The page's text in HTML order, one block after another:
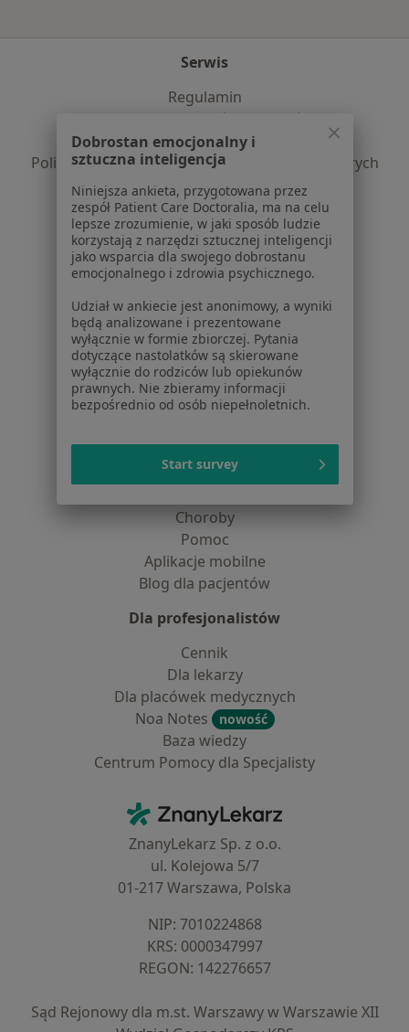
Serwis
Regulamin
Polityka prywatności pacjentów
Polityka prywatności profesjonalistów
Polityka prywatności dla profesjonalistów, których
dane pozyskaliśmy samodzielnie
Polityka cookies
Jak działają wyniki wyszukiwania
Dostępność
O nas
Partnerzy
Centrum prasowe
Kontakt
Dla pacjentów
Pytania i odpowiedzi
Choroby
Pomoc
Aplikacje mobilne
Blog dla pacjentów
Dla profesjonalistów
Cennik
Dla lekarzy
Dla placówek medycznych
Noa Notes
nowość
Baza wiedzy
Centrum Pomocy dla Specjalisty
ZnanyLekarz - Strona główna
ZnanyLekarz Sp. z o.o.
ul. Kolejowa 5/7
01-217 Warszawa, Polska
NIP: ⁠7010224868
KRS: ⁠0000347997
REGON: ⁠142276657
Sąd Rejonowy dla m.st. Warszawy w Warszawie XII
Dobrostan emocjonalny i
sztuczna inteligencja
Niniejsza ankieta, przygotowana przez
zespół Patient Care Doctoralia, ma na celu
lepsze zrozumienie, w jaki sposób ludzie
korzystają z narzędzi sztucznej inteligencji
jako wsparcia dla swojego dobrostanu
emocjonalnego i zdrowia psychicznego.
Udział w ankiecie jest anonimowy, a wyniki
będą analizowane i prezentowane
wyłącznie w formie zbiorczej. Pytania
dotyczące nastolatków są skierowane
wyłącznie do rodziców lub opiekunów
prawnych. Nie zbieramy informacji
bezpośrednio od osób niepełnoletnich.
Start survey